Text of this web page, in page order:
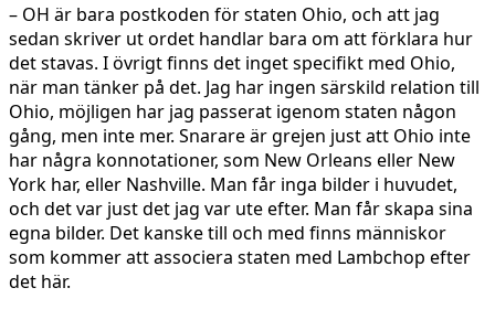
– OH är bara postkoden för staten Ohio, och att jag
sedan skriver ut ordet handlar bara om att förklara hur
det stavas. I övrigt finns det inget specifikt med Ohio,
när man tänker på det. Jag har ingen särskild relation till
Ohio, möjligen har jag passerat igenom staten någon
gång, men inte mer. Snarare är grejen just att Ohio inte
har några konnotationer, som New Orleans eller New
York har, eller Nashville. Man får inga bilder i huvudet,
och det var just det jag var ute efter. Man får skapa sina
egna bilder. Det kanske till och med finns människor
som kommer att associera staten med Lambchop efter
det här.